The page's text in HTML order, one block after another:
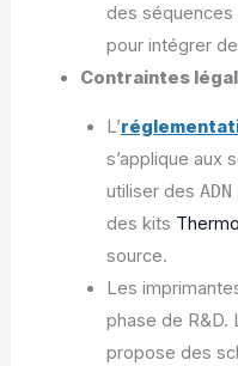
des séquences
pour intégrer
Contraintes
L’
s’applique aux
utiliser des
des kits
source.
Les
phase de R&D.
propose des